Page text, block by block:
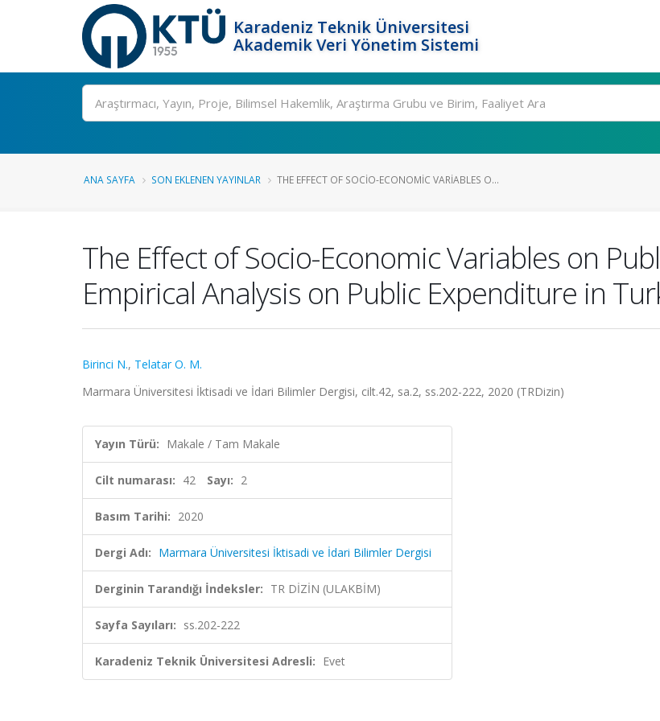
Karadeniz Teknik Üniversitesi
Akademik Veri Yönetim Sistemi
Ara
ANA SAYFA SON EKLENEN YAYINLAR THE EFFECT OF SOCIO-ECONOMIC VARIABLES O...
The Effect of Socio-Economic Variables on
Empirical Analysis on Public Expenditure in
Birinci N., Telatar O. M.
Marmara Üniversitesi İktisadi ve İdari Bilimler Dergisi, cilt.42, sa.2, ss.202-222, 2020 (TRDizin)
Yayın Türü: Makale / Tam Makale
Cilt numarası: 42 Sayı: 2
Basım Tarihi: 2020
Dergi Adı: Marmara Üniversitesi İktisadi ve İdari Bilimler Dergisi
Derginin Tarandığı İndeksler: TR DİZİN (ULAKBİM)
Sayfa Sayıları: ss.202-222
Karadeniz Teknik Üniversitesi Adresli: Evet